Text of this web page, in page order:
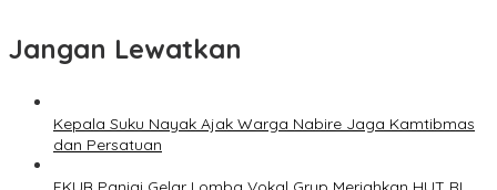
Jangan Lewatkan
Kepala Suku Nayak Ajak Warga Nabire Jaga Kamtibmas
dan Persatuan